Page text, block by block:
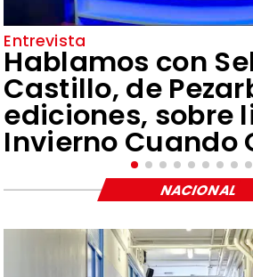
Entrevista
Hablamos con
Castillo, de
ediciones, sobre
Invierno Cuando
NACIONAL